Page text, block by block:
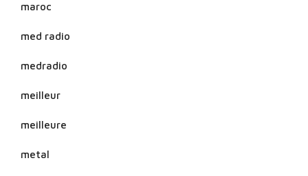
maroc
med radio
medradio
meilleur
meilleure
metal